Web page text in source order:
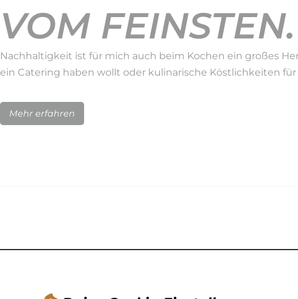
VOM FEINSTEN.
Nachhaltigkeit ist für mich auch beim Kochen ein großes
ein Catering haben wollt oder kulinarische Köstlichkeiten
Mehr erfahren